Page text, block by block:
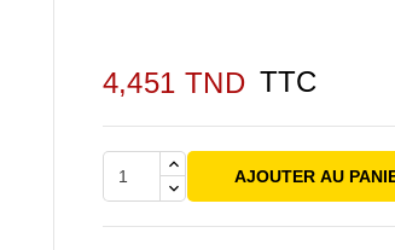
4,451 TND TTC
AJOUTER AU